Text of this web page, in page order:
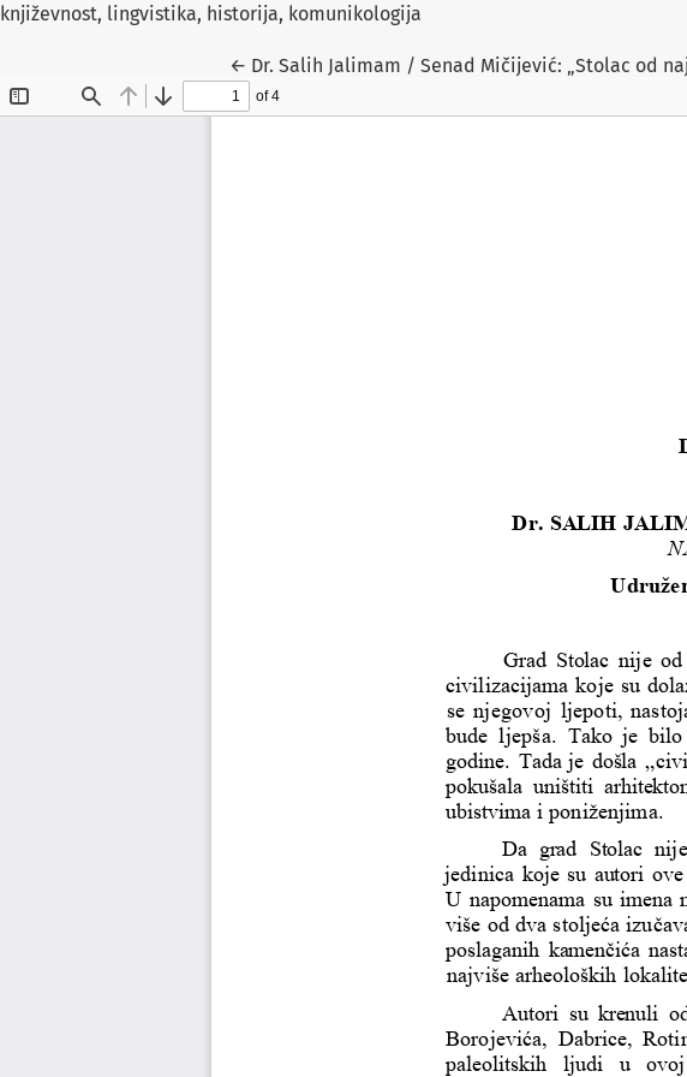
književnost, lingvistika, historija, komunikologija
← Return to Article Details
Dr. Salih Jalimam / Senad Mičijević: „Stolac od